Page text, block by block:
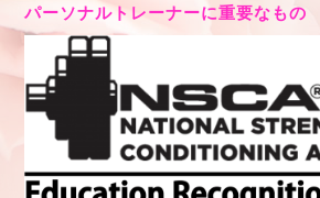
パーソナルトレーナーに重要なもの